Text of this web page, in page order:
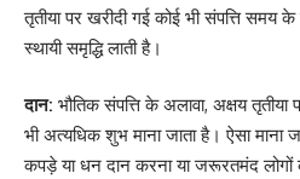
तृतीया पर खरीदी गई कोई भी संपत्ति समय
स्थायी समृद्धि लाती है।
दान: भौतिक संपत्ति के अलावा, अक्षय तृतीया
भी अत्यधिक शुभ माना जाता है। ऐसा माना
कपड़े या धन दान करना या जरूरतमंद